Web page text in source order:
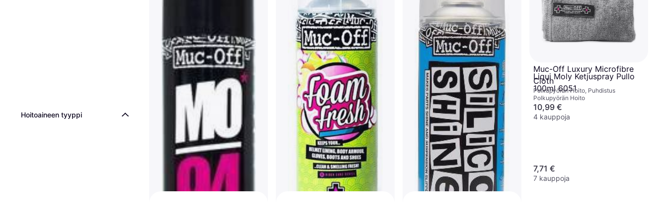
Hoitoaineen tyyppi
Muc-Off BIO bicycle
transmission cleaner, 500 ml
Polkupyörän Hoito, Puhdistus
4 kauppoja
Muc-Off Bike Protect 500ml
Polkupyörän Hoito, Voitelu
11,18 €
5 kauppoja
Muc-Off Nano Tech Bike
Cleaner 1L
Polkupyörän Hoito, Puhdistus
8,31 €
4 kauppoja
Liqui Moly Ketjuspray Pullo
100ml 6051
Polkupyörän Hoito
10,99 €
4 kauppoja
Muc-Off Luxury Microfibre
Cloth
Polkupyörän Hoito, Puhdistus
7,71 €
7 kauppoja